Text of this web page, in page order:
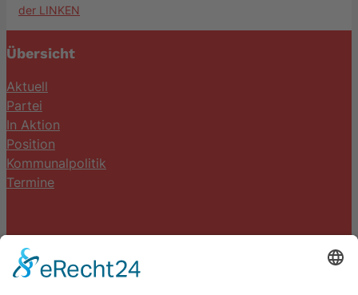
Übersicht
Aktuell
Partei
In Aktion
Position
Kommunalpolitik
Termine
Kontakt